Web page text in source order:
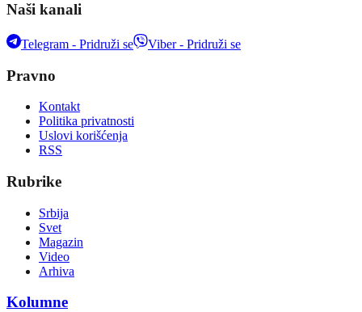
Naši kanali
Telegram - Pridruži se Viber - Pridruži se
Pravno
Kontakt
Politika privatnosti
Uslovi korišćenja
RSS
Rubrike
Srbija
Svet
Magazin
Video
Arhiva
Kolumne